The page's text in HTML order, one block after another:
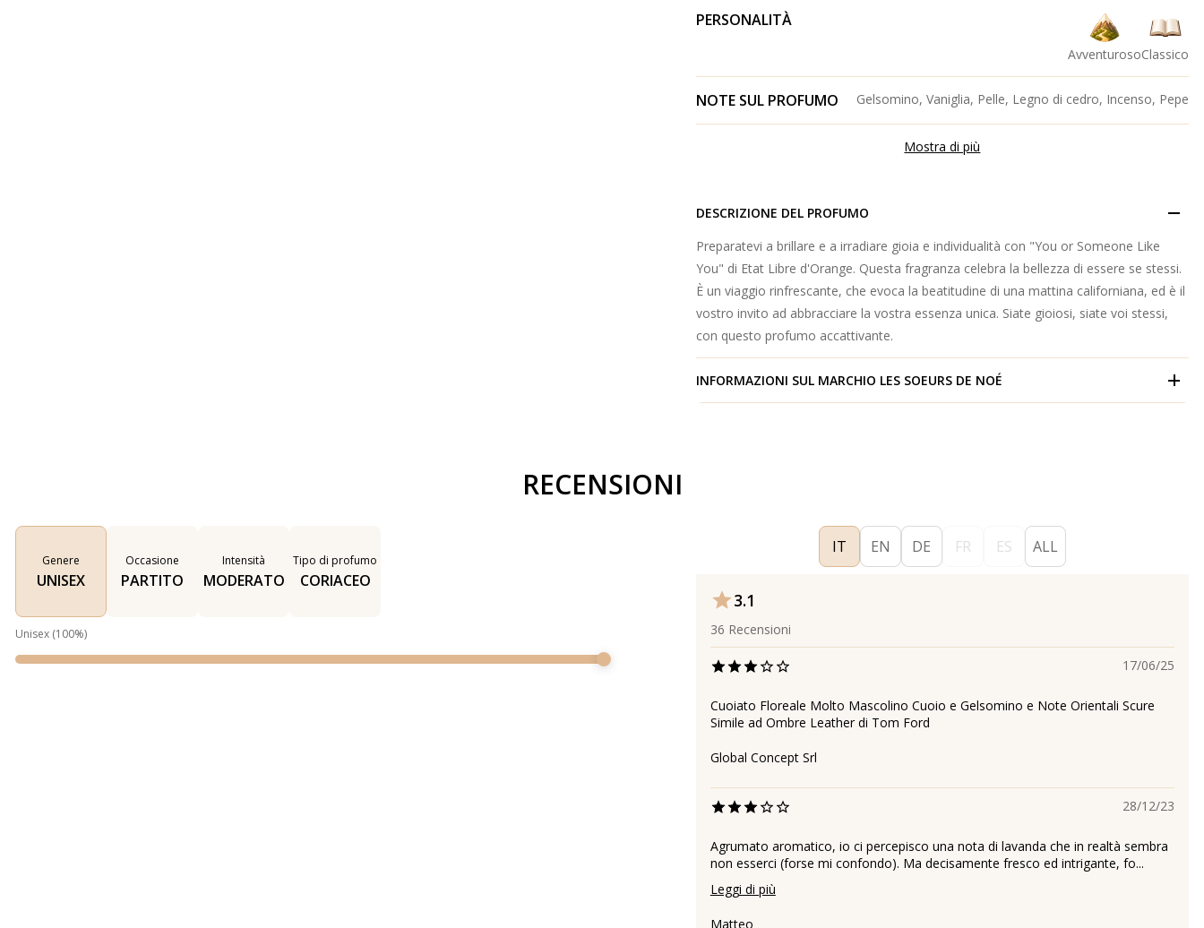
PERSONALITÀ
AvventurosoClassico
NOTE SUL PROFUMO Gelsomino, Vaniglia, Pelle, Legno di cedro, Incenso, Pepe
Mostra di più
DESCRIZIONE DEL PROFUMO
Preparatevi a brillare e a irradiare gioia e individualità con "You or Someone Like
You" di Etat Libre d'Orange. Questa fragranza celebra la bellezza di essere se stessi.
È un viaggio rinfrescante, che evoca la beatitudine di una mattina californiana, ed è il
vostro invito ad abbracciare la vostra essenza unica. Siate gioiosi, siate voi stessi,
con questo profumo accattivante.
INFORMAZIONI SUL MARCHIO LES SOEURS DE NOÉ
RECENSIONI
Genere
UNISEX
Occasione
PARTITO
Intensità
MODERATO
Tipo di profumo
CORIACEO
Unisex (100%)
IT EN DE FR ES ALL
3.1
36 Recensioni
17/06/25
Cuoiato Floreale Molto Mascolino Cuoio e Gelsomino e Note Orientali Scure
Simile ad Ombre Leather di Tom Ford
Global Concept Srl
28/12/23
Agrumato aromatico, io ci percepisco una nota di lavanda che in realtà sembra
non esserci (forse mi confondo). Ma decisamente fresco ed intrigante, fo...
Leggi di più
Matteo